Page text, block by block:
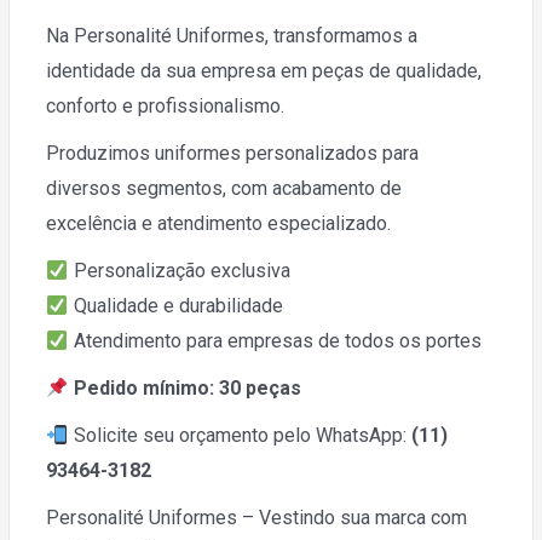
Na Personalité Uniformes, transformamos a
identidade da sua empresa em peças de qualidade,
conforto e profissionalismo.
Produzimos uniformes personalizados para
diversos segmentos, com acabamento de
excelência e atendimento especializado.
Personalização exclusiva
Qualidade e durabilidade
Atendimento para empresas de todos os portes
Pedido mínimo: 30 peças
Solicite seu orçamento pelo WhatsApp: (11)
93464-3182
Personalité Uniformes – Vestindo sua marca com